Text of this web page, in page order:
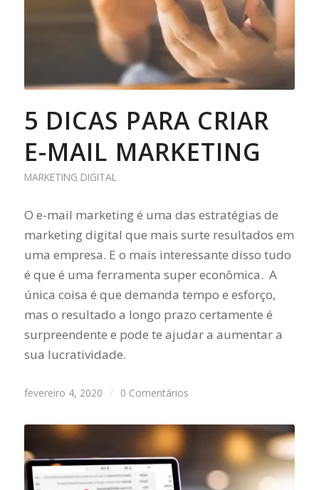
5 DICAS PARA CRIAR
E-MAIL MARKETING
MARKETING DIGITAL
O e-mail marketing é uma das estratégias de
marketing digital que mais surte resultados em
uma empresa. E o mais interessante disso tudo
é que é uma ferramenta super econômica. A
única coisa é que demanda tempo e esforço,
mas o resultado a longo prazo certamente é
surpreendente e pode te ajudar a aumentar a
sua lucratividade.
fevereiro 4, 2020 / 0 Comentários